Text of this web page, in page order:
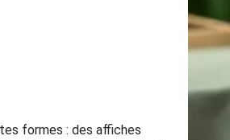
formes : des affiches